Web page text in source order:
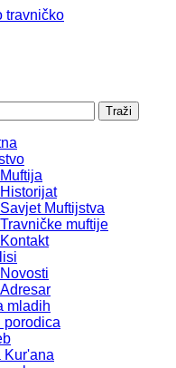
Muftija
Historijat
Savjet Muftijstva
Travničke muftije
Kontakt
Novosti
Adresar
mladih
porodica
Kur'ana